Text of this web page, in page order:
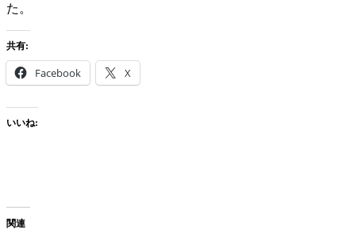
た。
共有:
Facebook X
いいね:
関連